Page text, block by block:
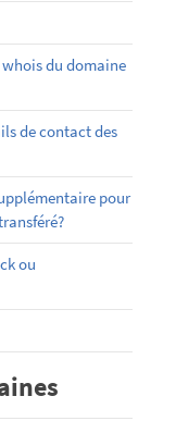
du domaine
de contact des
pour
ou